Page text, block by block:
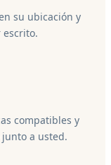
su ubicación y
compatibles y
a usted.